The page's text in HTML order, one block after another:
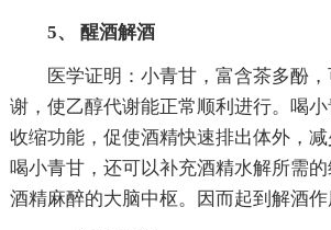
5、 醒酒解酒
医学证明：小青甘，富含茶多酚
谢，使乙醇代谢能正常顺利进行。喝
收缩功能，促使酒精快速排出体外，减
喝小青甘，还可以补充酒精水解所需
酒精麻醉的大脑中枢。因而起到解酒作